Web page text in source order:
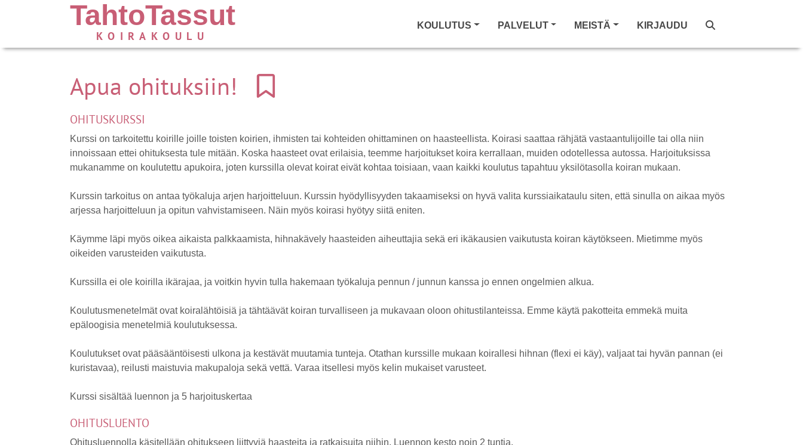
TahtoTassut
KOIRAKOULU
KOULUTUS PALVELUT MEISTÄ KIRJAUDU
Apua ohituksiin!
OHITUSKURSSI
Kurssi on tarkoitettu koirille joille toisten koirien, ihmisten tai kohteiden ohittaminen on haasteellista. Koirasi saattaa rähjätä vastaantulijoille tai olla niin
innoissaan ettei ohituksesta tule mitään. Koska haasteet ovat erilaisia, teemme harjoitukset koira kerrallaan, muiden odotellessa autossa. Harjoituksissa
mukanamme on koulutettu apukoira, joten kurssilla olevat koirat eivät kohtaa toisiaan, vaan kaikki koulutus tapahtuu yksilötasolla koiran mukaan.
Kurssin tarkoitus on antaa työkaluja arjen harjoitteluun. Kurssin hyödyllisyyden takaamiseksi on hyvä valita kurssiaikataulu siten, että sinulla on aikaa myös
arjessa harjoitteluun ja opitun vahvistamiseen. Näin myös koirasi hyötyy siitä eniten.
Käymme läpi myös oikea aikaista palkkaamista, hihnakävely haasteiden aiheuttajia sekä eri ikäkausien vaikutusta koiran käytökseen. Mietimme myös
oikeiden varusteiden vaikutusta.
Kurssilla ei ole koirilla ikärajaa, ja voitkin hyvin tulla hakemaan työkaluja pennun / junnun kanssa jo ennen ongelmien alkua.
Koulutusmenetelmät ovat koiralähtöisiä ja tähtäävät koiran turvalliseen ja mukavaan oloon ohitustilanteissa. Emme käytä pakotteita emmekä muita
epäloogisia menetelmiä koulutuksessa.
Koulutukset ovat pääsääntöisesti ulkona ja kestävät muutamia tunteja. Otathan kurssille mukaan koirallesi hihnan (flexi ei käy), valjaat tai hyvän pannan (ei
kuristavaa), reilusti maistuvia makupaloja sekä vettä. Varaa itsellesi myös kelin mukaiset varusteet.
Kurssi sisältää luennon ja 5 harjoituskertaa
OHITUSLUENTO
Ohitusluennolla käsitellään ohitukseen liittyviä haasteita ja ratkaisuita niihin. Luennon kesto noin 2 tuntia.